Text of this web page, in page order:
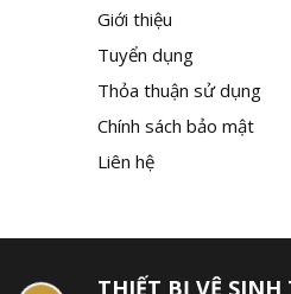
Giới thiệu
Tuyển dụng
Thỏa thuận sử dụng
Chính sách bảo mật
Liên hệ
THIẾT BỊ VỆ